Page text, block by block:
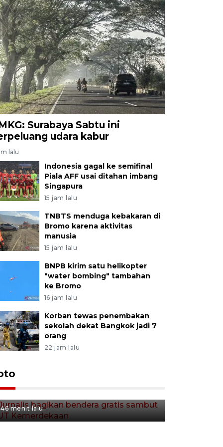
Surabaya Sabtu ini
udara kabur
lalu
Indonesia gagal ke semifinal
Piala AFF usai ditahan imbang
Singapura
15 jam lalu
TNBTS menduga kebakaran di
Bromo karena aktivitas
manusia
15 jam lalu
BNPB kirim satu helikopter
"water bombing" tambahan
ke Bromo
16 jam lalu
Korban tewas penembakan
sekolah dekat Bangkok jadi 7
orang
22 jam lalu
Jurnalis bagikan bendera
gratis sambut HUT
46 menit lalu